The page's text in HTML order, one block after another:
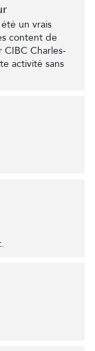
un vrais
content de
Charles-
activité sans